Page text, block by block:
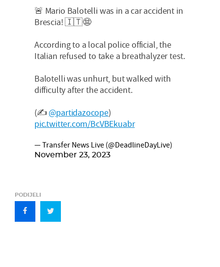
🚨 Mario Balotelli was in a car accident in
Brescia! 🇮🇹😨
According to a local police official, the
Italian refused to take a breathalyzer test.
Balotelli was unhurt, but walked with
difficulty after the accident.
(✍️@partidazocope)
pic.twitter.com/BcVBEkuabr
— Transfer News Live (@DeadlineDayLive)
November 23, 2023
PODIJELI